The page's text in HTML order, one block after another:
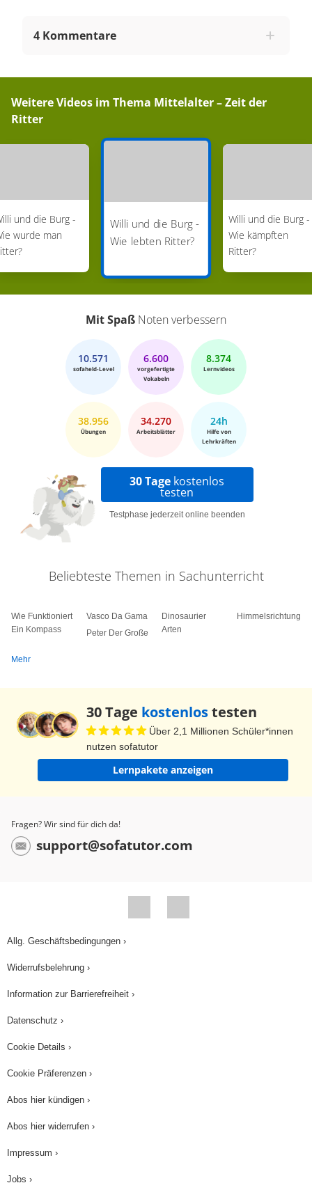
4 Kommentare
Weitere Videos im Thema Mittelalter – Zeit der
Ritter
und die Burg -
wurde man
Willi und die Burg -
Wie lebten Ritter?
Willi und die Burg -
Wie kämpften
Ritter?
Mit Spaß Noten verbessern
10.571
sofaheld-Level
6.600
vorgefertigte
Vokabeln
8.374
Lernvideos
38.956
Übungen
34.270
Arbeitsblätter
24h
Hilfe von
Lehrkräften
30 Tage kostenlos
testen
Testphase jederzeit online beenden
Beliebteste Themen in Sachunterricht
Wie Funktioniert
Ein Kompass
Vasco Da Gama
Peter Der Große
Dinosaurier
Arten
Himmelsrichtungen
Mehr
30 Tage kostenlostesten
Über 2,1 Millionen Schüler*innen
nutzen sofatutor
Lernpakete anzeigen
Fragen? Wir sind für dich da!
support@sofatutor.com
Allg. Geschäftsbedingungen ›
Widerrufsbelehrung ›
Information zur Barrierefreiheit ›
Datenschutz ›
Cookie Details ›
Cookie Präferenzen ›
Abos hier kündigen ›
Abos hier widerrufen ›
Impressum ›
Jobs ›